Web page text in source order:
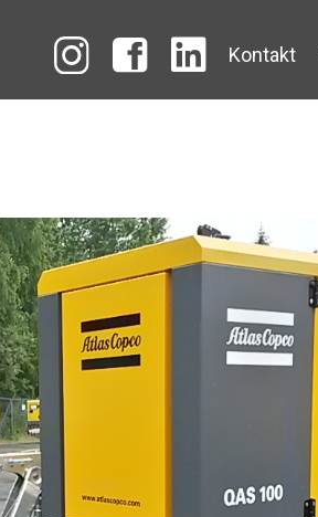
InstagramFacebookLinkedIn
Kontakt